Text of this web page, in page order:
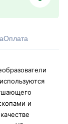
Оплата
и